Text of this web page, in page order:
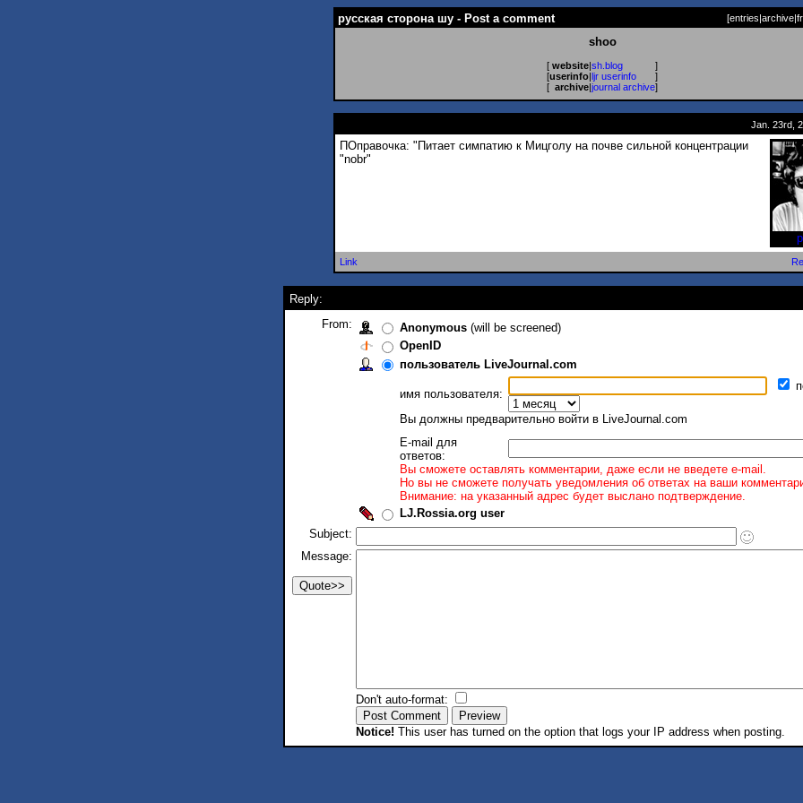
русская сторона шу - Post a comment [entries|archive|
shoo
[ website sh.blog
]
[userinfo ljr userinfo
]
[ archive journal archive]
Jan. 23rd,
ПОправочка: "Питает симпатию к Мицголу на почве сильной концентрации
"nobr"
Link
Reply:
From:
Anonymous (will be screened)
OpenID
пользователь LiveJournal.com
имя пользователя:
Вы должны предварительно войти в LiveJournal.com
E-mail для
ответов:
Вы сможете оставлять комментарии, даже если не введете e-mail.
Но вы не сможете получать уведомления об ответах на ваши
Внимание: на указанный адрес будет выслано подтверждение.
LJ.Rossia.org user
Subject:
Message:
Don't auto-format:
Notice! This user has turned on the option that logs your IP address when posting.